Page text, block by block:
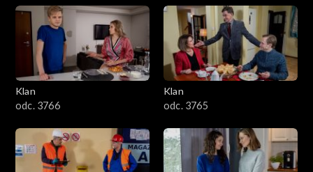
Klan
odc. 3766
Klan
odc. 3765